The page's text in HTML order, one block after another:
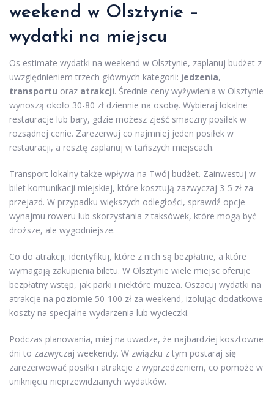
weekend w Olsztynie –
wydatki na miejscu
Os estimate wydatki na weekend w Olsztynie, zaplanuj budżet z
uwzględnieniem trzech głównych kategorii: jedzenia,
transportu oraz atrakcji. Średnie ceny wyżywienia w Olsztynie
wynoszą około 30-80 zł dziennie na osobę. Wybieraj lokalne
restauracje lub bary, gdzie możesz zjeść smaczny posiłek w
rozsądnej cenie. Zarezerwuj co najmniej jeden posiłek w
restauracji, a resztę zaplanuj w tańszych miejscach.
Transport lokalny także wpływa na Twój budżet. Zainwestuj w
bilet komunikacji miejskiej, które kosztują zazwyczaj 3-5 zł za
przejazd. W przypadku większych odległości, sprawdź opcje
wynajmu roweru lub skorzystania z taksówek, które mogą być
droższe, ale wygodniejsze.
Co do atrakcji, identyfikuj, które z nich są bezpłatne, a które
wymagają zakupienia biletu. W Olsztynie wiele miejsc oferuje
bezpłatny wstęp, jak parki i niektóre muzea. Oszacuj wydatki na
atrakcje na poziomie 50-100 zł za weekend, izolując dodatkowe
koszty na specjalne wydarzenia lub wycieczki.
Podczas planowania, miej na uwadze, że najbardziej kosztowne
dni to zazwyczaj weekendy. W związku z tym postaraj się
zarezerwować posiłki i atrakcje z wyprzedzeniem, co pomoże w
uniknięciu nieprzewidzianych wydatków.